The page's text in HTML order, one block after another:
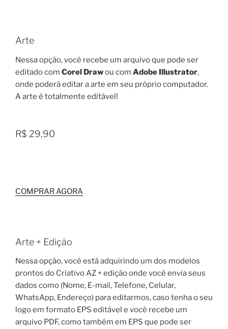
Arte
Nessa opção, você recebe um arquivo que pode ser
editado com Corel Drawou com Adobe Illustrator,
onde poderá editar a arte em seu próprio computador.
A arte é totalmente editável!
R$ 29,90
COMPRAR AGORA
Arte + Edição
Nessa opção, você está adquirindo um dos modelos
prontos do Criativo AZ + edição onde você envia seus
dados como (Nome, E-mail, Telefone, Celular,
WhatsApp, Endereço) para editarmos, caso tenha o seu
logo em formato EPS editável e você recebe um
arquivo PDF, como também em EPS que pode ser